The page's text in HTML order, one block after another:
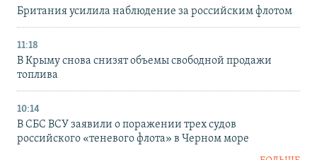
Британия усилила наблюдение за российским флотом
11:18
В Крыму снова снизят объемы свободной продажи
топлива
10:14
В СБС ВСУ заявили о поражении трех судов
российского «теневого флота» в Черном море